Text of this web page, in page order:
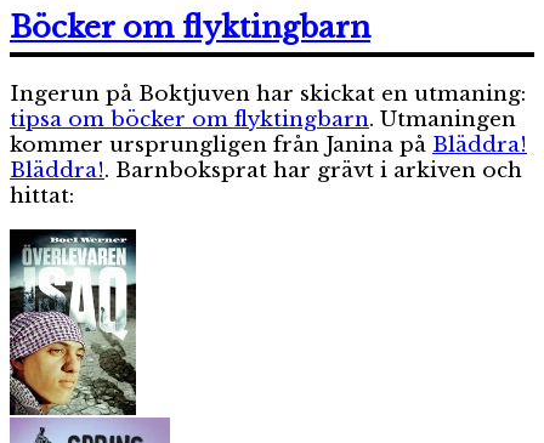
att
passera
Böcker om flyktingbarn
Ingerun på Boktjuven har skickat en utmaning:
tipsa om böcker om flyktingbarn. Utmaningen
kommer ursprungligen från Janina på Bläddra!
Bläddra!. Barnboksprat har grävt i arkiven och
hittat: